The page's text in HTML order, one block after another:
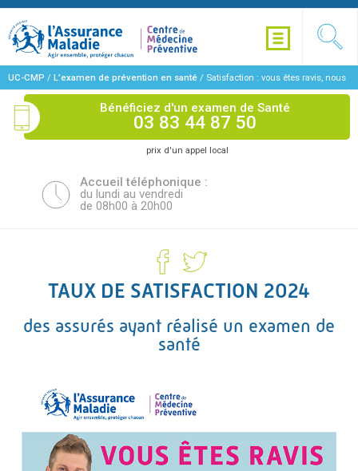
UC-CMP / L’examen de prévention en santé / Satisfaction : vous êtes ravis, nous
aussi Bénéficiez d'un examen de Santé
03 83 44 87 50
prix d'un appel local
Accueil téléphonique :
du lundi au vendredi
de 08h00 à 20h00
TAUX DE SATISFACTION 2024
des assurés ayant réalisé un examen de
santé